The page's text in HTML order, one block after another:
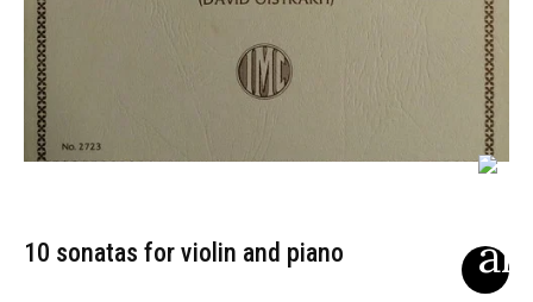
10 sonatas for violin and piano